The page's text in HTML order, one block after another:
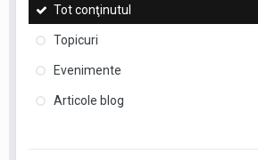
Tot conţinutul
Topicuri
Evenimente
Articole blog